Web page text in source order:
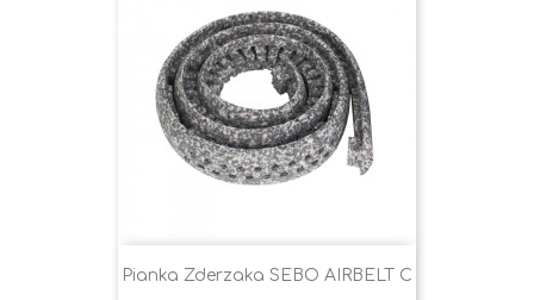
Pianka Zderzaka SEBO AIRBELT C